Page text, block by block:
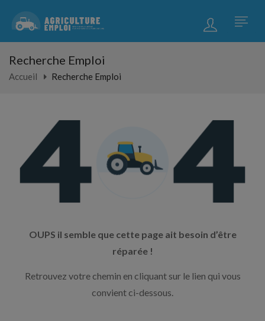
Recherche Emploi
Accueil Recherche Emploi
OUPS il semble que cette page ait besoin d’être
réparée !
Retrouvez votre chemin en cliquant sur le lien qui vous
convient ci-dessous.